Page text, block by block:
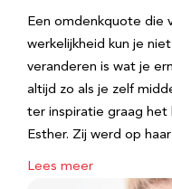
Een omdenkquote die
werkelijkheid kun je
veranderen is wat je
altijd zo als je zelf
ter inspiratie graag het
Esther. Zij werd op
Lees meer